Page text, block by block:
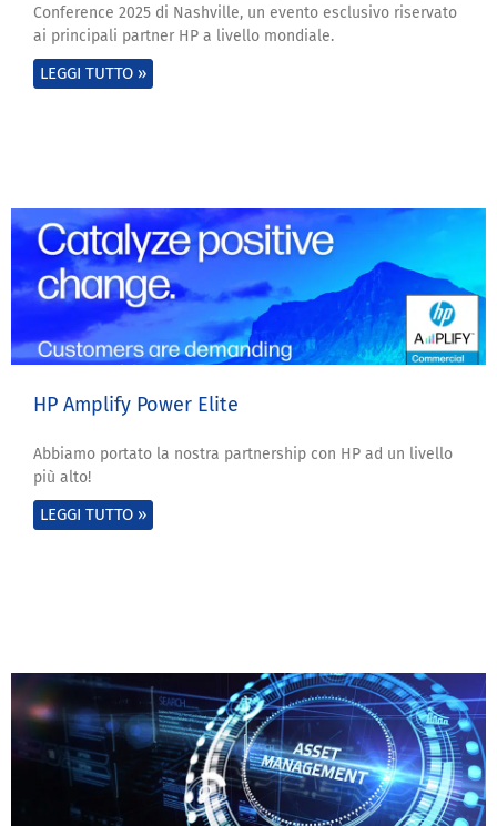
Conference 2025 di Nashville, un evento esclusivo riservato
ai principali partner HP a livello mondiale.
LEGGI TUTTO »
HP Amplify Power Elite
Abbiamo portato la nostra partnership con HP ad un livello
più alto!
LEGGI TUTTO »